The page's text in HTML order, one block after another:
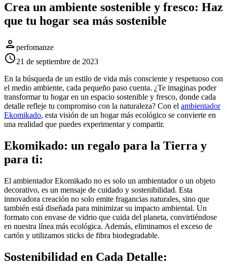
Crea un ambiente sostenible y fresco: Haz
que tu hogar sea más sostenible
person perfomanze
schedule21 de septiembre de 2023
En la búsqueda de un estilo de vida más consciente y respetuoso con
el medio ambiente, cada pequeño paso cuenta. ¿Te imaginas poder
transformar tu hogar en un espacio sostenible y fresco, donde cada
detalle refleje tu compromiso con la naturaleza? Con el ambientador
Ekomikado, esta visión de un hogar más ecológico se convierte en
una realidad que puedes experimentar y compartir.
Ekomikado: un regalo para la Tierra y
para ti:
El ambientador Ekomikado no es solo un ambientador o un objeto
decorativo, es un mensaje de cuidado y sostenibilidad. Esta
innovadora creación no solo emite fragancias naturales, sino que
también está diseñada para minimizar su impacto ambiental. Un
formato con envase de vidrio que cuida del planeta, convirtiéndose
en nuestra línea más ecológica. Además, eliminamos el exceso de
cartón y utilizamos sticks de fibra biodegradable.
Sostenibilidad en Cada Detalle: